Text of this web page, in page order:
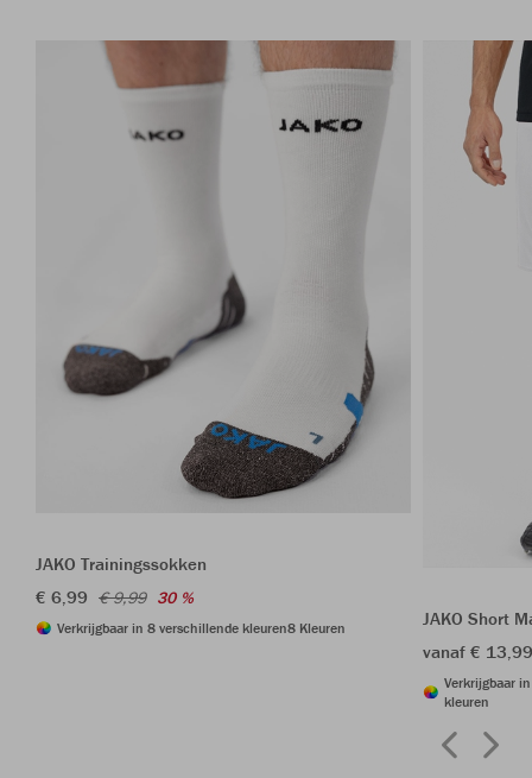
JAKO Trainingssokken
€ 6,99 € 9,99 30 %
Verkrijgbaar in 8 verschillende kleuren8 Kleuren
JAKO Short
vanaf €
Verkrijgbaar
kleuren